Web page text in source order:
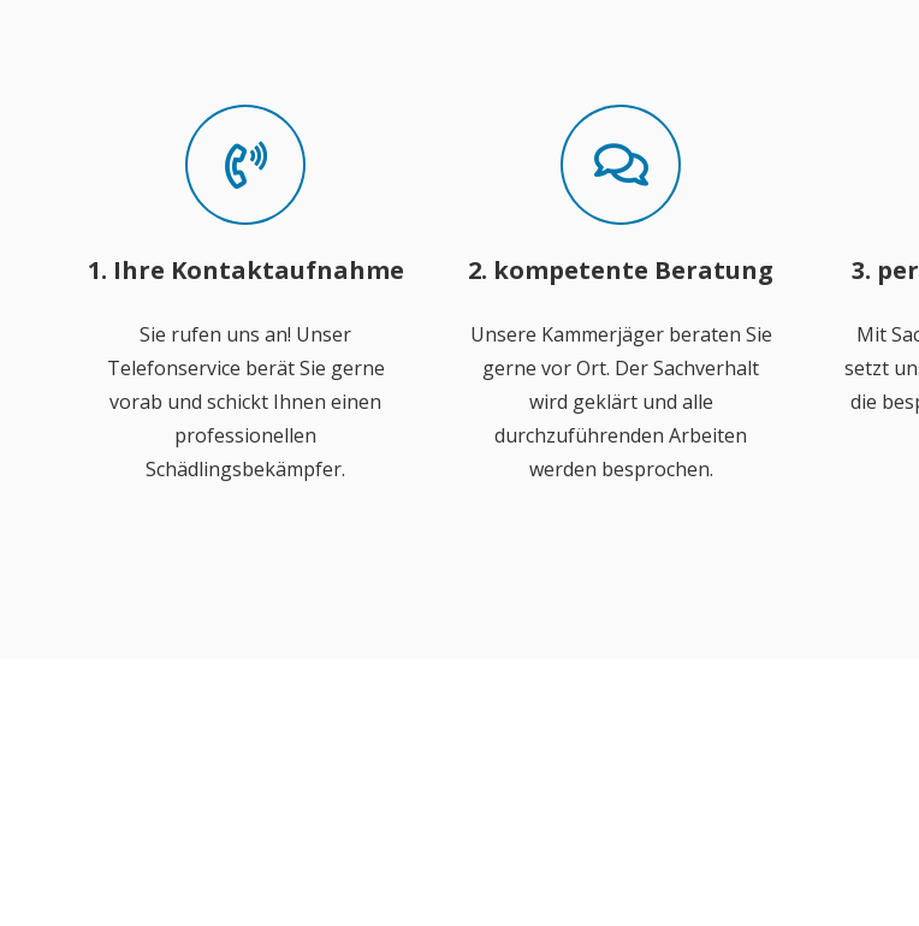
1. Ihre Kontaktaufnahme
Sie rufen uns an! Unser
Telefonservice berät Sie gerne
vorab und schickt Ihnen einen
professionellen
Schädlingsbekämpfer.
2. kompetente Beratung
Unsere Kammerjäger beraten Sie
gerne vor Ort. Der Sachverhalt
wird geklärt und alle
durchzuführenden Arbeiten
werden besprochen.
3.
Mit
setzt
die